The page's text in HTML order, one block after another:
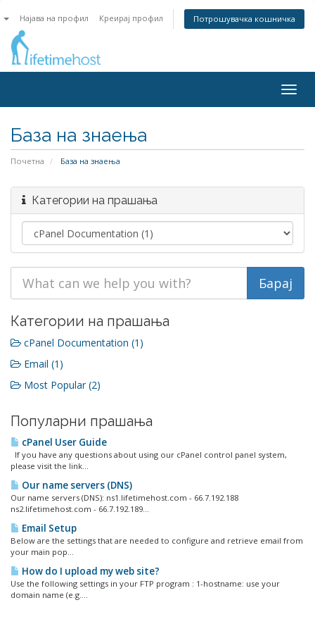
Најава на профил Креирај профил Потрошувачка кошничка
База на знаења
Почетна База на знаења
Категории на прашања
Категории на прашања
cPanel Documentation (1)
Email (1)
Most Popular (2)
Популарни прашања
cPanel User Guide
If you have any questions about using our cPanel control panel system,
please visit the link...
Our name servers (DNS)
Our name servers (DNS): ns1.lifetimehost.com - 66.7.192.188
ns2.lifetimehost.com - 66.7.192.189...
Email Setup
Below are the settings that are needed to configure and retrieve email from
your main pop...
How do I upload my web site?
Use the following settings in your FTP program : 1-hostname: use your
domain name (e.g....